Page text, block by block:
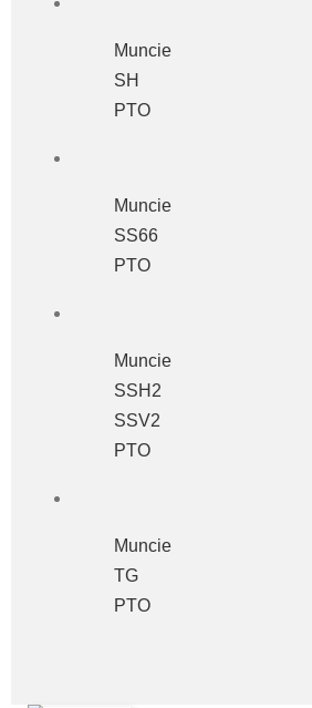
Muncie
SH
PTO
Muncie
SS66
PTO
Muncie
SSH2
SSV2
PTO
Muncie
TG
PTO